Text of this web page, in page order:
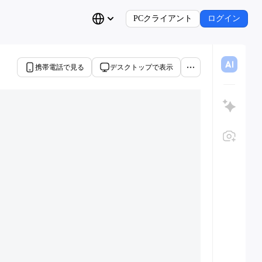
PCクライアント ログイン
携帯電話で見る デスクトップで表示